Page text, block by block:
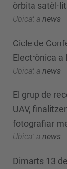
òrbita
Ubicat a news
Cicle de
Electrònica a
Ubicat a news
El grup de
UAV,
fotografiar
Ubicat a news
Dimarts 13